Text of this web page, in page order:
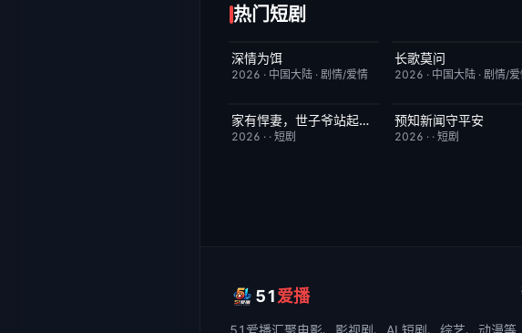
热门短剧
更新至第6集
深情为饵
2026 · 中国大陆 · 剧情/爱情
已完结
长歌莫问
2026 · 中国大陆 ·剧情/
完结 1.0家有悍妻，世子爷站起来了
2026 · · 短剧
完结
预知新闻守平安
2026 · ·短剧
51爱播
51爱播汇聚电影、影视剧、AI 短剧、综艺、动漫等